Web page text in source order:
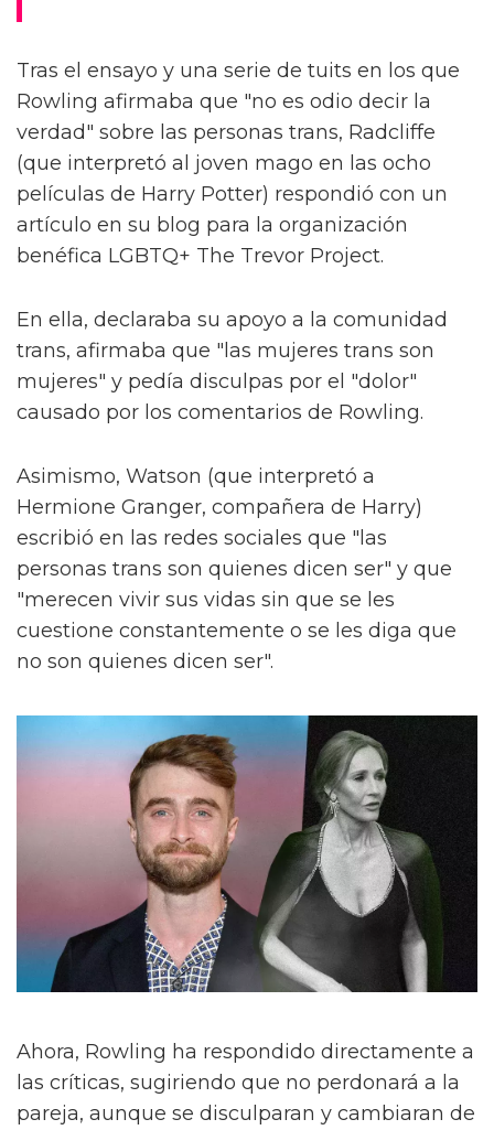
Tras el ensayo y una serie de tuits en los que
Rowling afirmaba que "no es odio decir la
verdad" sobre las personas trans, Radcliffe
(que interpretó al joven mago en las ocho
películas de Harry Potter) respondió con un
artículo en su blog para la organización
benéfica LGBTQ+ The Trevor Project.
En ella, declaraba su apoyo a la comunidad
trans, afirmaba que "las mujeres trans son
mujeres" y pedía disculpas por el "dolor"
causado por los comentarios de Rowling.
Asimismo, Watson (que interpretó a
Hermione Granger, compañera de Harry)
escribió en las redes sociales que "las
personas trans son quienes dicen ser" y que
"merecen vivir sus vidas sin que se les
cuestione constantemente o se les diga que
no son quienes dicen ser".
Ahora, Rowling ha respondido directamente a
las críticas, sugiriendo que no perdonará a la
pareja, aunque se disculparan y cambiaran de